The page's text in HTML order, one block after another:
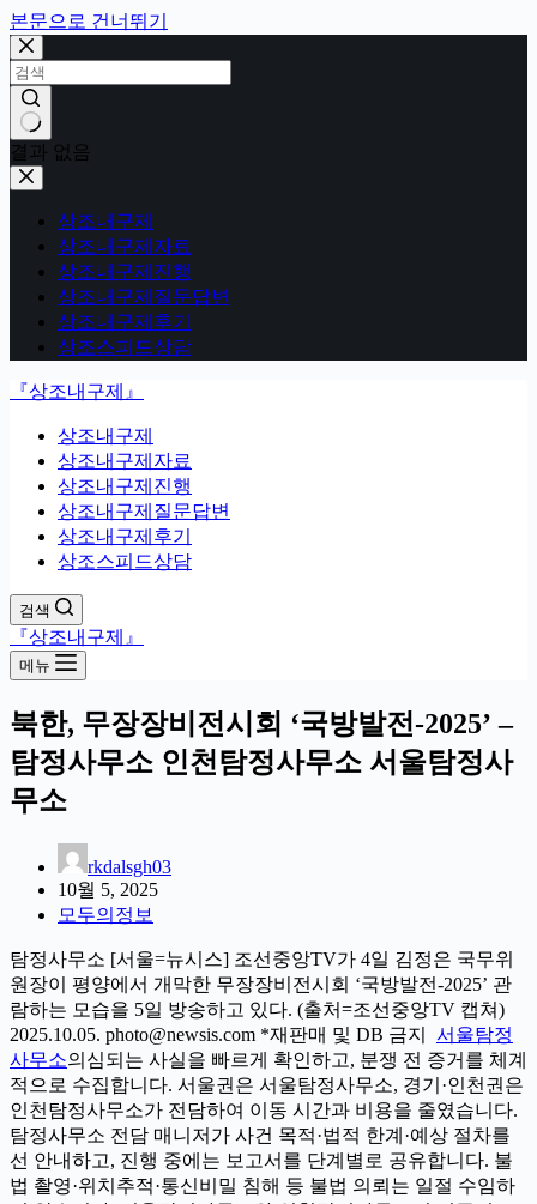
본문으로 건너뛰기
결과 없음
상조내구제
상조내구제자료
상조내구제진행
상조내구제질문답변
상조내구제후기
상조스피드상담
『상조내구제』
상조내구제
상조내구제자료
상조내구제진행
상조내구제질문답변
상조내구제후기
상조스피드상담
검색
『상조내구제』
메뉴
북한, 무장장비전시회 ‘국방발전-2025’ –
탐정사무소 인천탐정사무소 서울탐정사
무소
rkdalsgh03
10월 5, 2025
모두의정보
탐정사무소 [서울=뉴시스] 조선중앙TV가 4일 김정은 국무위
원장이 평양에서 개막한 무장장비전시회 ‘국방발전-2025’ 관
람하는 모습을 5일 방송하고 있다. (출처=조선중앙TV 캡쳐)
2025.10.05. photo@newsis.com *재판매 및 DB 금지 서울탐정
사무소의심되는 사실을 빠르게 확인하고, 분쟁 전 증거를 체계
적으로 수집합니다. 서울권은 서울탐정사무소, 경기·인천권은
인천탐정사무소가 전담하여 이동 시간과 비용을 줄였습니다.
탐정사무소 전담 매니저가 사건 목적·법적 한계·예상 절차를
선 안내하고, 진행 중에는 보고서를 단계별로 공유합니다. 불
법 촬영·위치추적·통신비밀 침해 등 불법 의뢰는 일절 수임하